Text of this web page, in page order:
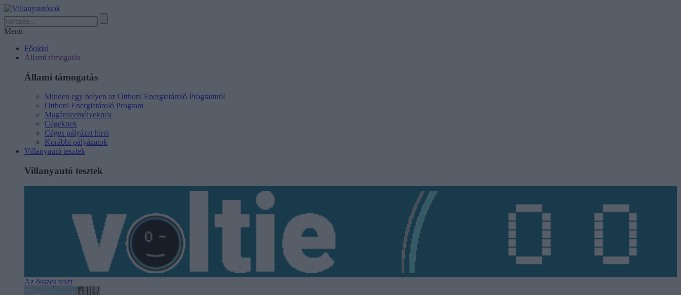
Menü
Főoldal
Állami támogatás
Állami támogatás
Minden egy helyen az Otthoni Energiatároló Programról
Otthoni Energiatároló Program
Magánszemélyeknek
Cégeknek
Céges pályázat hírei
Korábbi pályázatok
Villanyautó tesztek
Villanyautó tesztek
Az összes teszt